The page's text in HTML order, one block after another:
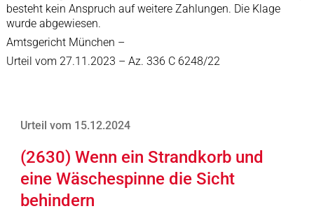
besteht kein Anspruch auf weitere Zahlungen. Die Klage
wurde abgewiesen.
Amtsgericht München –
Urteil vom 27.11.2023 – Az. 336 C 6248/22
Urteil vom 15.12.2024
(2630) Wenn ein Strandkorb und
eine Wäschespinne die Sicht
behindern